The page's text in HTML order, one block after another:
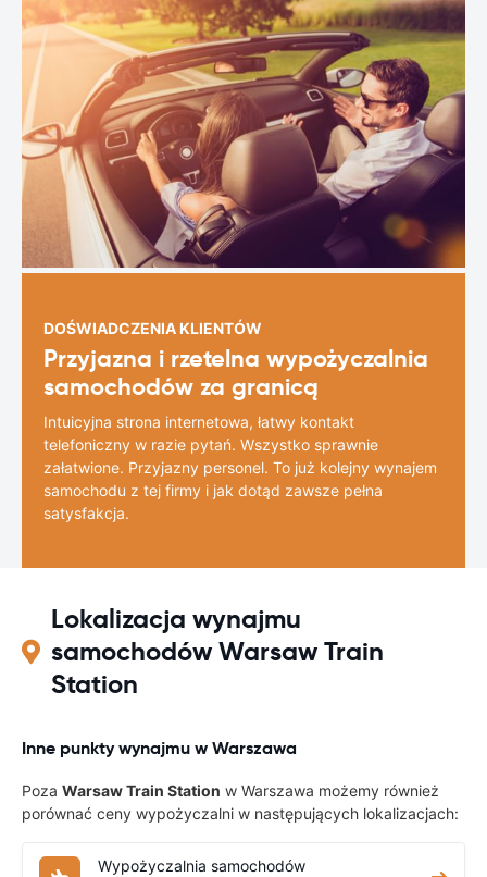
DOŚWIADCZENIA KLIENTÓW
Przyjazna i rzetelna wypożyczalnia
samochodów za granicą
Intuicyjna strona internetowa, łatwy kontakt
telefoniczny w razie pytań. Wszystko sprawnie
załatwione. Przyjazny personel. To już kolejny wynajem
samochodu z tej firmy i jak dotąd zawsze pełna
satysfakcja.
Lokalizacja wynajmu
samochodów Warsaw Train
Station
Inne punkty wynajmu w Warszawa
Poza Warsaw Train Station w Warszawa możemy również
porównać ceny wypożyczalni w następujących lokalizacjach:
Wypożyczalnia samochodów